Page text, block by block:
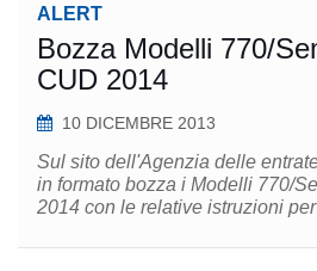
ALERT
Bozza Modelli 770/
CUD 2014
10 DICEMBRE 2013
Sul sito dell'Agenzia delle
in formato bozza i Modelli 770/
2014 con le relative istruzioni